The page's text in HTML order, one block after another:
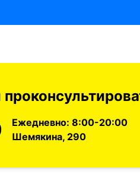
Ежедневно: 8:00-20:00
Шемякина, 290